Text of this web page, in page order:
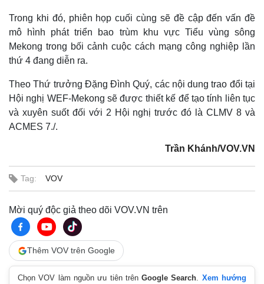
Pháp luật
Quân sự - Quốc phòng
Trong khi đó, phiên họp cuối cùng sẽ đề cập đến vấn đề
mô hình phát triển bao trùm khu vực Tiểu vùng sông
Mekong trong bối cảnh cuộc cách mạng công nghiệp lần
thứ 4 đang diễn ra.
Theo Thứ trưởng Đặng Đình Quý, các nội dung trao đổi tại
Hội nghị WEF-Mekong sẽ được thiết kế để tạo tính liên tục
và xuyên suốt đối với 2 Hội nghị trước đó là CLMV 8 và
ACMES 7./.
Trần Khánh/VOV.VN
Tag: VOV
Mời quý độc giả theo dõi VOV.VN trên
Thêm VOV trên Google
Chọn VOV làm nguồn ưu tiên trênGoogle Search. Xem hướng